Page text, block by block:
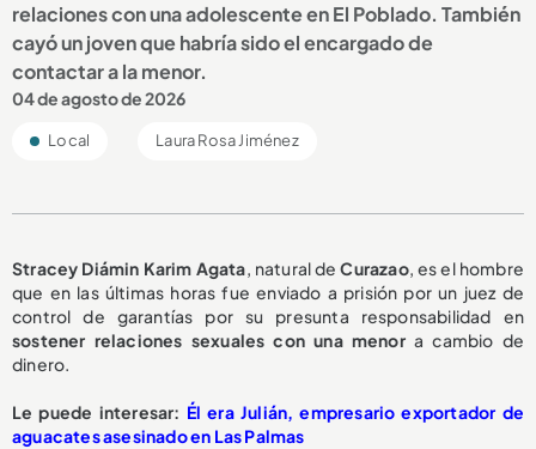
relaciones con una adolescente en El Poblado. También
cayó un joven que habría sido el encargado de
contactar a la menor.
04 de agosto de 2026
Local Laura Rosa Jiménez
Stracey Diámin Karim Agata, natural deCurazao, es el hombre
que en las últimas horas fue enviado a prisión por un juez de
control de garantías por su presunta responsabilidad en
sostener relaciones sexuales con una menora cambio de
dinero.
Le puede interesar: Él era Julián, empresario exportador de
aguacates asesinado en Las Palmas